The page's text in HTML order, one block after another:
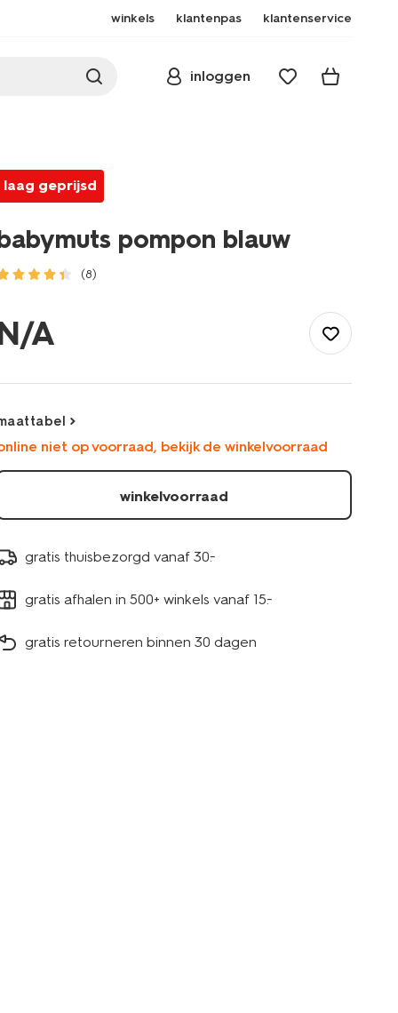
winkels klantenpas klantenservice
inloggen
laag geprijsd
pompon blauw
(8)
pompon-
blauw-
33200375BLUE.html
A
niet op voorraad, bekijk de winkelvoorraad
winkelvoorraad
gratis thuisbezorgd vanaf 30.-
gratis afhalen in 500+ winkels vanaf 15.-
gratis retourneren binnen 30 dagen